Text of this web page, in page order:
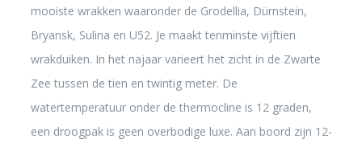
mooiste wrakken waaronder de Grodellia, Dürnstein,
Bryansk, Sulina en U52. Je maakt tenminste vijftien
wrakduiken. In het najaar varieert het zicht in de Zwarte
Zee tussen de tien en twintig meter. De
watertemperatuur onder de thermocline is 12 graden,
een droogpak is geen overbodige luxe. Aan boord zijn 12-